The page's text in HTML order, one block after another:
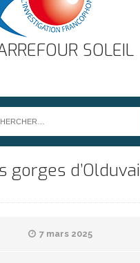
SOLEIL
gorges d’Olduvai
7 mars 2025